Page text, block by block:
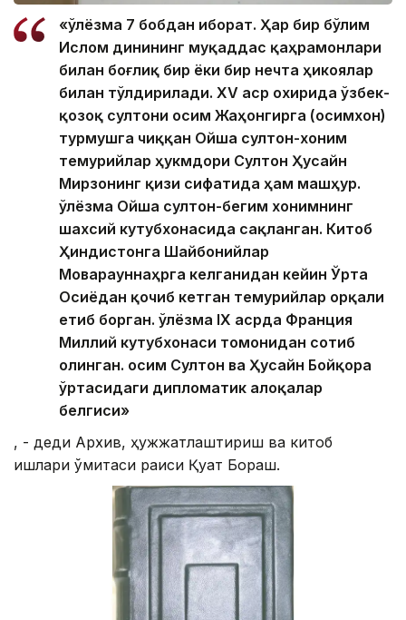
«Қўлёзма 7 бобдан иборат. Ҳар бир бўлим
Ислом динининг муқаддас қаҳрамонлари
билан боғлиқ бир ёки бир нечта ҳикоялар
билан тўлдирилади. ХV аср охирида ўзбек-
қозоқ султони Қосим Жаҳонгирга (Қосимхон)
турмушга чиққан Ойша султон-хоним
темурийлар ҳукмдори Султон Ҳусайн
Мирзонинг қизи сифатида ҳам машҳур.
Қўлёзма Ойша султон-бегим хонимнинг
шахсий кутубхонасида сақланган. Китоб
Ҳиндистонга Шайбонийлар
Моварауннаҳрга келганидан кейин Ўрта
Осиёдан қочиб кетган темурийлар орқали
етиб борган. Қўлёзма IX асрда Франция
Миллий кутубхонаси томонидан сотиб
олинган. Қосим Султон ва Ҳусайн Бойқора
ўртасидаги дипломатик алоқалар
белгиси»
, - деди Архив, ҳужжатлаштириш ва китоб
ишлари қўмитаси раиси Қуат Бораш.